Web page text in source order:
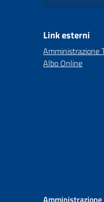
Link esterni
Amministrazione
Albo Online